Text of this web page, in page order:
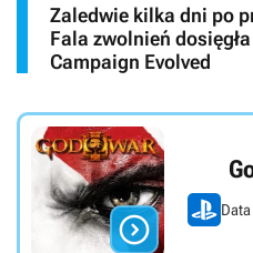
Zaledwie kilka dni po
Fala zwolnień
Campaign Evolved
